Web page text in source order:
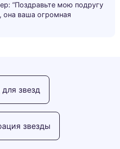
“Поздравьте мою подругу
ваша огромная
звезды
звезд